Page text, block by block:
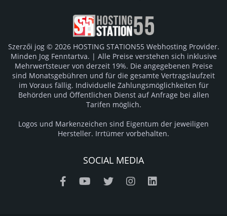
Szerzői jog © 2026 HOSTING STATION55 Webhosting Provider.
Minden Jog Fenntartva. | Alle Preise verstehen sich inklusive
Mehrwertsteuer von derzeit 19%. Die angegebenen Preise
sind Monatsgebühren und für die gesamte Vertragslaufzeit
im Voraus fällig. Individuelle Zahlungsmöglichkeiten für
Behörden und Öffentlichen Dienst auf Anfrage bei allen
Tarifen möglich.
Logos und Markenzeichen sind Eigentum der jeweiligen
Hersteller. Irrtümer vorbehalten.
SOCIAL MEDIA